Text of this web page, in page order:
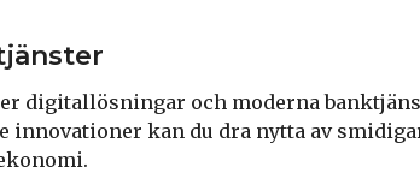
digitallösningar och moderna
innovationer kan du dra nytta av